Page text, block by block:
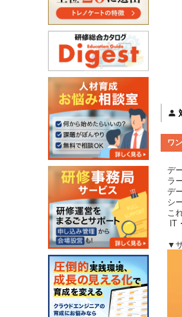
ワ
デ
ラ
デ
シ
こ
IT
▼